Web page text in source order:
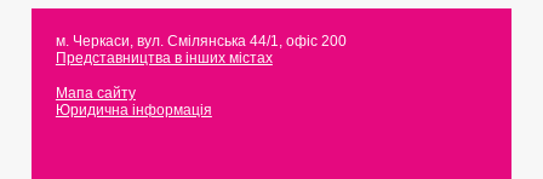
м. Черкаси, вул. Смілянська 44/1, офіс 200
Представництва в інших містах
Мапа сайту
Юридична інформація